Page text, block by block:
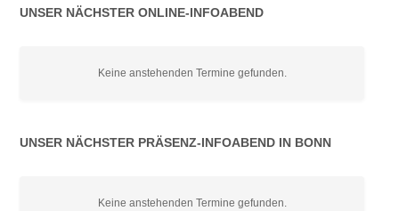
UNSER NÄCHSTER ONLINE-INFOABEND
Keine anstehenden Termine gefunden.
UNSER NÄCHSTER PRÄSENZ-INFOABEND IN BONN
Keine anstehenden Termine gefunden.